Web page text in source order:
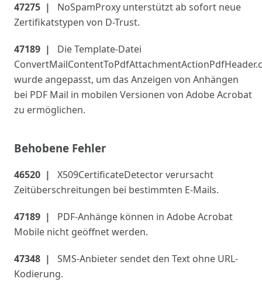
47275
NoSpamProxy unterstützt ab sofort neue
Zertifikatstypen von D-Trust.
47189
Die Template-Datei
wurde angepasst, um das Anzeigen von Anhängen
bei PDF Mail in mobilen Versionen von Adobe Acrobat
zu ermöglichen.
Behobene Fehler
46520
X509CertificateDetector verursacht
Zeitüberschreitungen bei bestimmten E-Mails.
47189
PDF-Anhänge können in Adobe Acrobat
Mobile nicht geöffnet werden.
47348
SMS-Anbieter sendet den Text ohne URL-
Kodierung.